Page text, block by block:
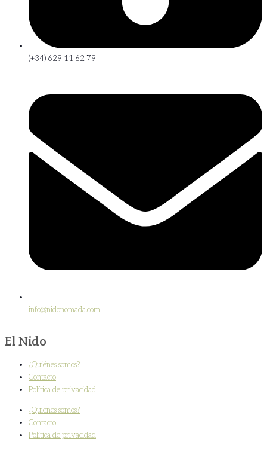
(+34) 629 11 62 79
info@nidonomada.com
El Nido
¿Quiénes somos?
Contacto
Política de privacidad
¿Quiénes somos?
Contacto
Política de privacidad